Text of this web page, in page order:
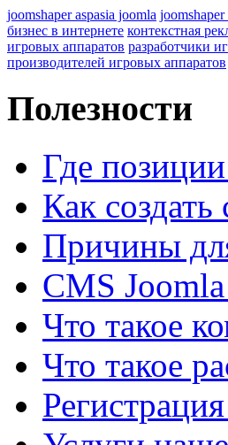
joomshaper aspasia joomla joomshaper
бизнес в интернете контекстная
игровых аппаратов разработчики
производителей игровых аппаратов
Полезности
Где
Как создать
Причины
CMS
Что такое
Что такое